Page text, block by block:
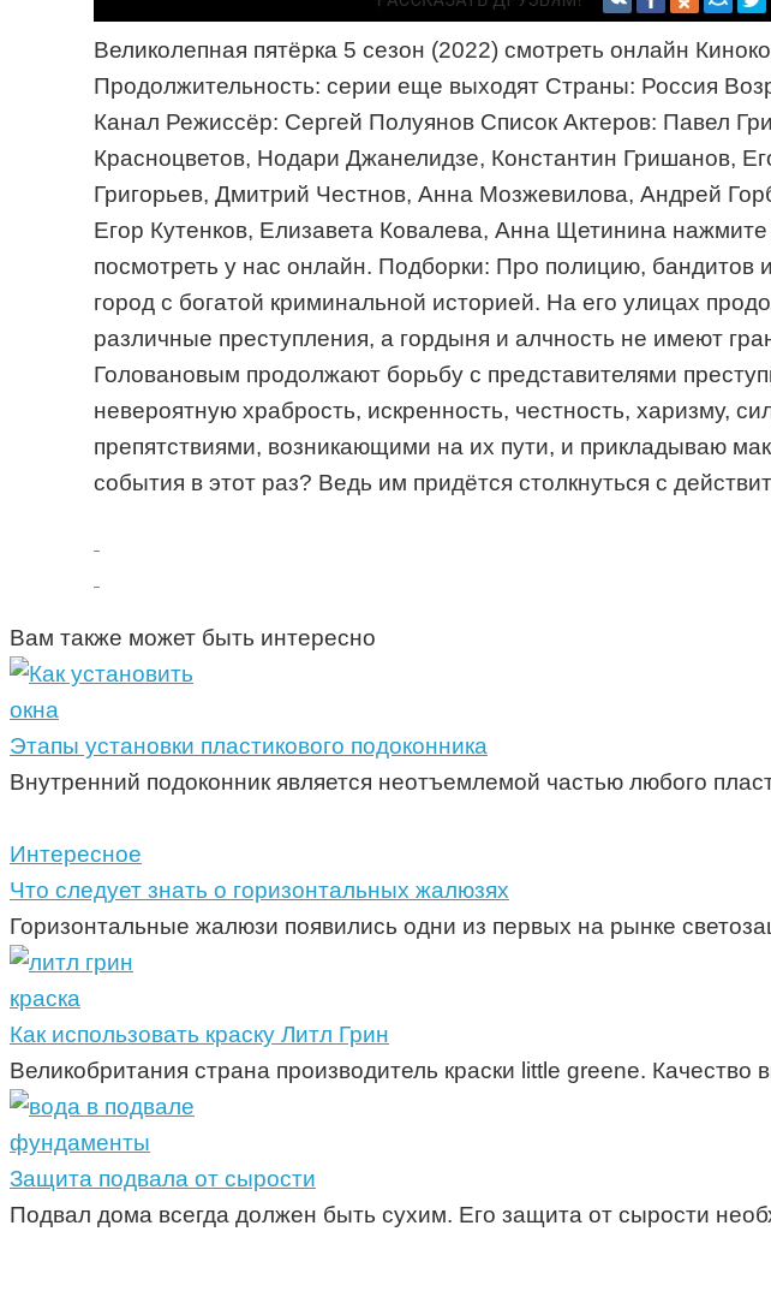
Великолепная пятёрка 5 сезон (2022) смотреть онлайн
Продолжительность: серии еще выходят Страны: Россия
Канал Режиссёр: Сергей Полуянов Список Актеров: Павел
Красноцветов, Нодари Джанелидзе, Константин Гришанов,
Григорьев, Дмитрий Честнов, Анна Мозжевилова, Андрей
Егор Кутенков, Елизавета Ковалева, Анна Щетинина
посмотреть у нас онлайн. Подборки: Про полицию,
город с богатой криминальной историей. На его улицах
различные преступления, а гордыня и алчность не имеют
Головановым продолжают борьбу с представителями
невероятную храбрость, искренность, честность, харизму,
препятствиями, возникающими на их пути, и прикладываю
события в этот раз? Ведь им придётся столкнуться с
Вам также может быть интересно
окна
Этапы установки пластикового подоконника
Внутренний подоконник является неотъемлемой частью любого
Интересное
Что следует знать о горизонтальных жалюзях
Горизонтальные жалюзи появились одни из первых на рынке
краска
Как использовать краску Литл Грин
Великобритания страна производитель краски little greene.
фундаменты
Защита подвала от сырости
Подвал дома всегда должен быть сухим. Его защита от сырости